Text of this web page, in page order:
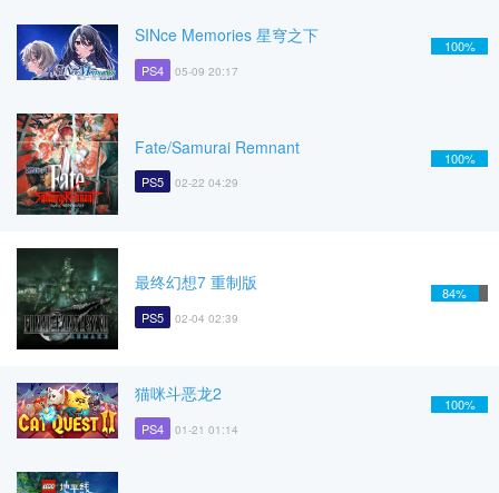
SINce Memories 星穹之下
PS4 05-09 20:17
100%
Fate/Samurai Remnant
PS5 02-22 04:29
100%
最终幻想7 重制版
PS5 02-04 02:39
84%
猫咪斗恶龙2
PS4 01-21 01:14
100%